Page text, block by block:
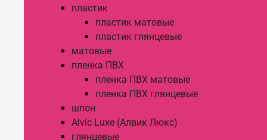
пластик
пластик матовые
пластик глянцевые
матовые
пленка ПВХ
пленка ПВХ матовые
пленка ПВХ глянцевые
шпон
Alvic Luxe (Алвик Люкс)
глянцевые